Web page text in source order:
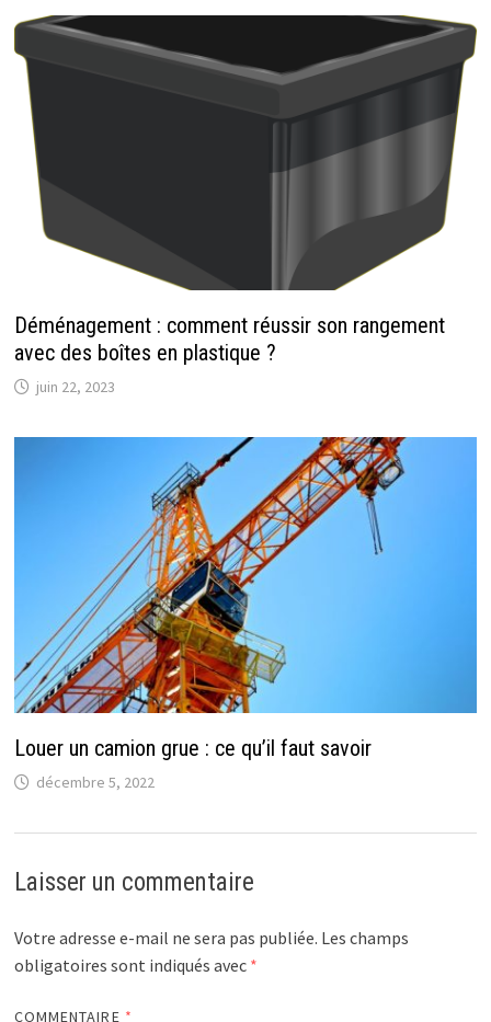
Déménagement : comment réussir son rangement
avec des boîtes en plastique ?
juin 22, 2023
Louer un camion grue : ce qu’il faut savoir
décembre 5, 2022
Laisser un commentaire
Votre adresse e-mail ne sera pas publiée. Les champs
obligatoires sont indiqués avec *
COMMENTAIRE *